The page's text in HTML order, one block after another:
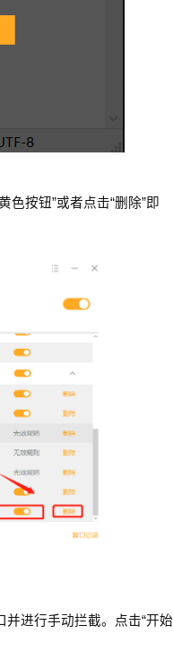
色按钮”或者点击“删除”即
并进行手动拦截。点击“开始